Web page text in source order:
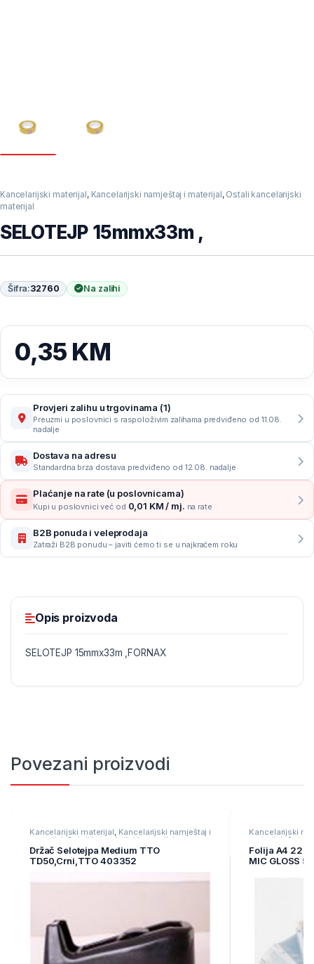
Kancelarijski materijal, Kancelarijski namještaj i materijal, Ostali kancelarijski
materijal
SELOTEJP 15mmx33m ,
Šifra:32760 Na zalihi
0,35 KM
Provjeri zalihu u trgovinama (1)
Preuzmi u poslovnici s raspoloživim zalihama predviđeno od 11.08.
nadalje
Dostava na adresu
Standardna brza dostava predviđeno od 12.08. nadalje
Plaćanje na rate (u poslovnicama)
Kupi u poslovnici već od 0,01 KM / mj. na rate
B2B ponuda i veleprodaja
Zatraži B2B ponudu – javiti ćemo ti se u najkraćem roku
Opis proizvoda
SELOTEJP 15mmx33m ,FORNAX
Povezani proizvodi
Kancelarijski materijal, Kancelarijski namještaj i
materijal Ostali kancelarijski materijal
Držač Selotejpa Medium TTO
TD50,Crni,TTO 403352
Kancelarijski
materijal Ostali
Folija A4
MIC GLOSS